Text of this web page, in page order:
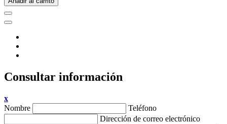
Consultar información
x
Nombre
Teléfono
Dirección de correo electrónico